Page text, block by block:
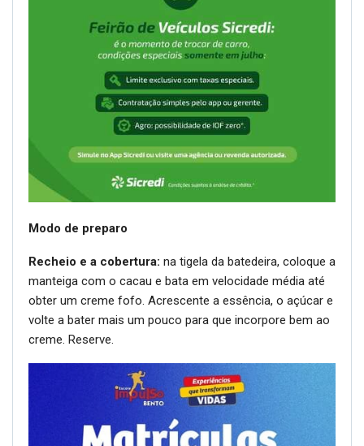
Modo de preparo
Recheio e a cobertura: na tigela da batedeira, coloque a
manteiga com o cacau e bata em velocidade média até
obter um creme fofo. Acrescente a essência, o açúcar e
volte a bater mais um pouco para que incorpore bem ao
creme. Reserve.